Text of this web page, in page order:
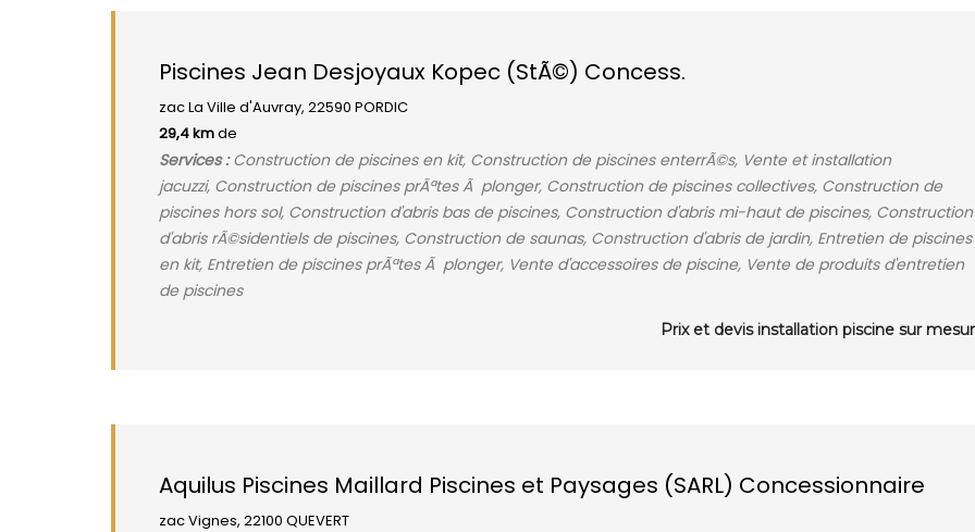
Piscines Jean Desjoyaux Kopec (StÃ©) Concess.
zac La Ville d'Auvray, 22590 PORDIC
29,4 kmde
Services :Construction de piscines en kit, Construction de piscines enterrÃ©s, Vente et installation
jacuzzi, Construction de piscines prÃªtes Ã plonger, Construction de piscines collectives, Construction de
piscines hors sol, Construction d'abris bas de piscines, Construction d'abris mi-haut de piscines, Construction
d'abris rÃ©sidentiels de piscines, Construction de saunas, Construction d'abris de jardin, Entretien de piscines
en kit, Entretien de piscines prÃªtes Ã plonger, Vente d'accessoires de piscine, Vente de produits d'entretien
de piscines
Prix et devis installation piscine sur
Aquilus Piscines Maillard Piscines et Paysages (SARL) Concessionnaire
zac Vignes, 22100 QUEVERT